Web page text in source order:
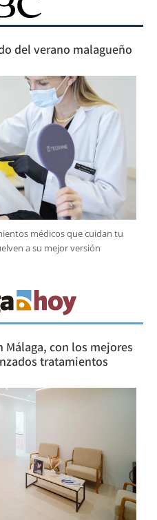
del verano malagueño
médicos que cuidan tu
a su mejor versión
con los mejores
tratamientos